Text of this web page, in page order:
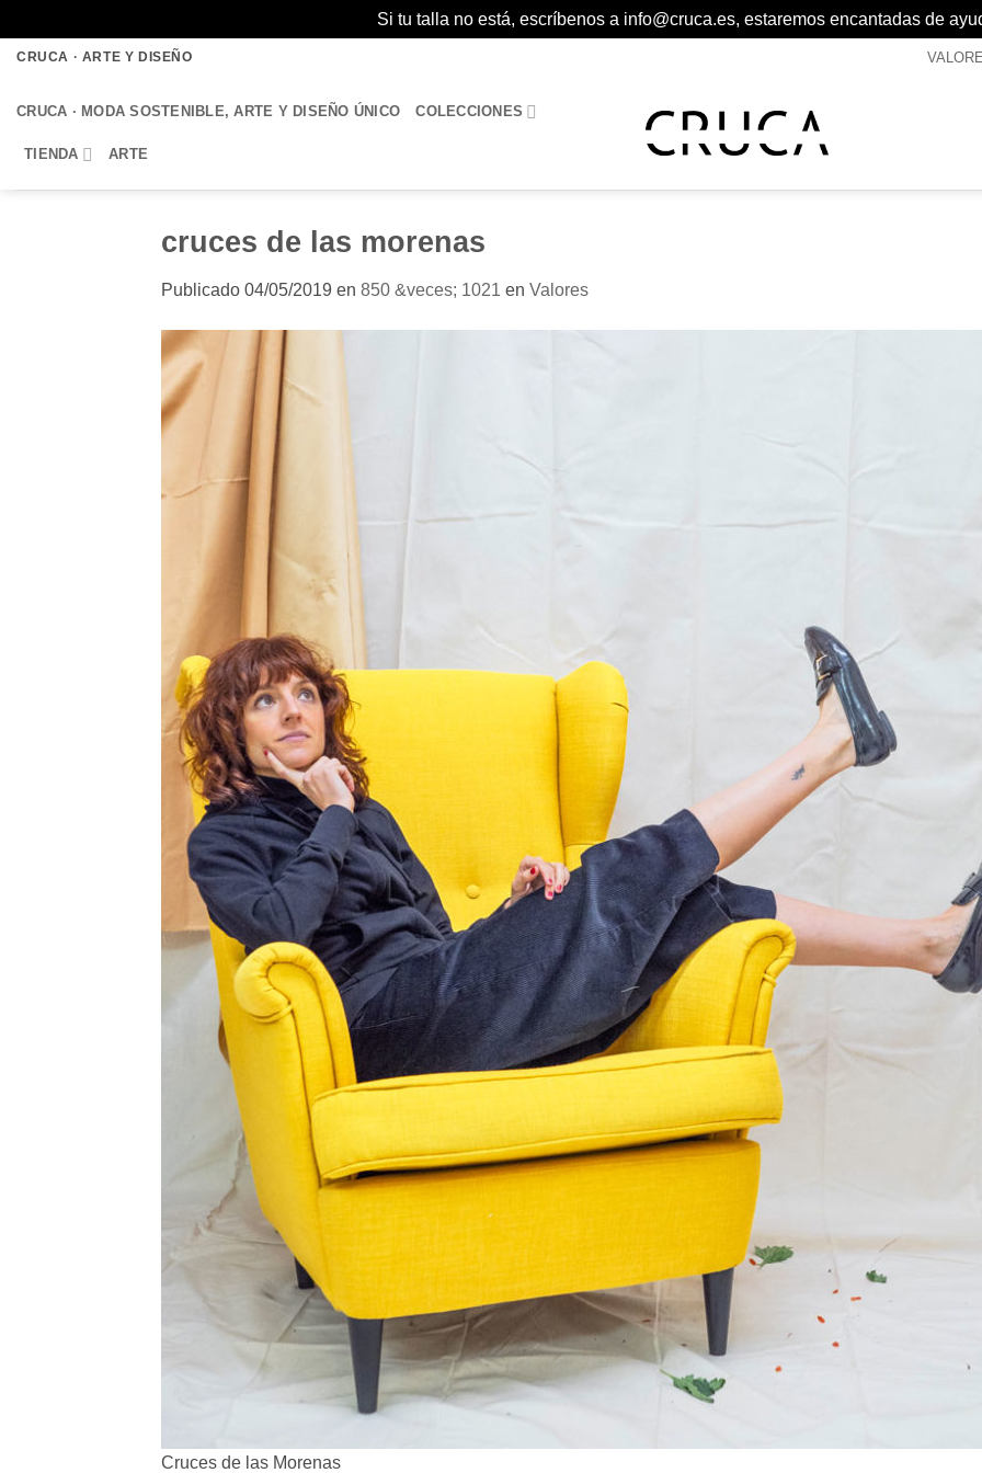
Si tu talla no está, escríbenos a info@cruca.es, estaremos encantadas de
Saltar
contenido
CRUCA · ARTE Y DISEÑO
CRUCA · MODA SOSTENIBLE, ARTE Y DISEÑO ÚNICO COLECCIONES
TIENDA ARTE
cruces de las morenas
Publicado 04/05/2019 en 850 &veces; 1021 en Valores
Cruces de las Morenas